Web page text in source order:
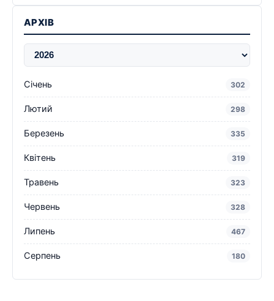
АРХІВ
Січень 302
Лютий 298
Березень 335
Квітень 319
Травень 323
Червень 328
Липень 467
Серпень 180